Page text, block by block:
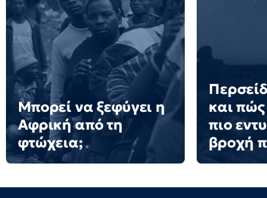
Μπορεί να ξεφύγει η
Αφρική από τη
φτώχεια;
και πώς
πιο
βροχή